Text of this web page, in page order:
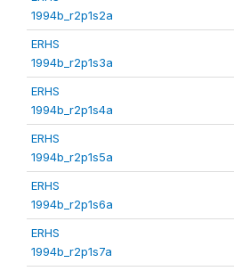
1994b_r2p1s2a
ERHS
1994b_r2p1s3a
ERHS
1994b_r2p1s4a
ERHS
1994b_r2p1s5a
ERHS
1994b_r2p1s6a
ERHS
1994b_r2p1s7a